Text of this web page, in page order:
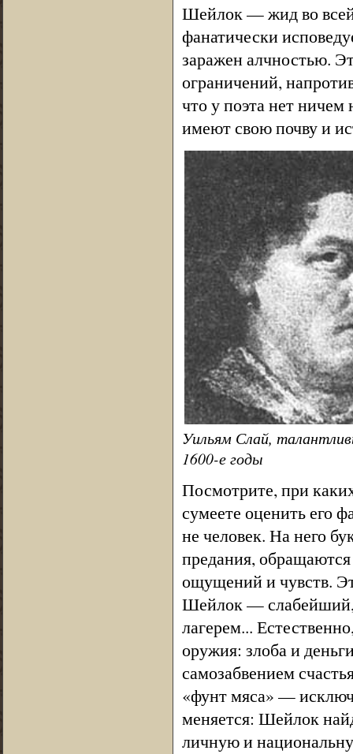
Шейлок — жид во всей
фанатически
заражен алчностью.
ограничений,
что у поэта нет
имеют свою почву и
Уильям Слай,
1600-е годы
Посмотрите, при
сумеете оценить его
не человек. На него
предания,
ощущений и чувств.
Шейлок — слабейший,
лагерем...
оружия: злоба и
самозабвением
«фунт мяса» —
меняется: Шейлок
личную и